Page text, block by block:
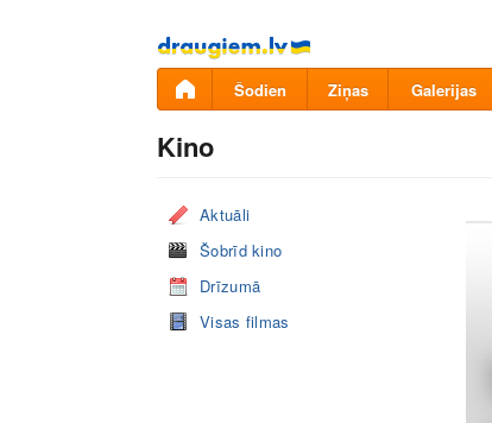
Pāriet
uz
saturu
Šodien Ziņas Galerijas
Kino
Aktuāli
Šobrīd kino
Drīzumā
Visas filmas